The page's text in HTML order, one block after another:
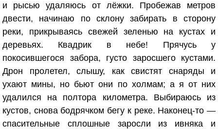
и рысью удаляюсь от лёжки. Пробежав метров
двести, начинаю по склону забирать в сторону
реки, прикрываясь свежей зеленью на кустах и
деревьях. Квадрик в небе! Прячусь у
покосившегося забора, густо заросшего кустами.
Дрон пролетел, слышу, как свистят снаряды и
ухают мины, но бьют они по холмам; а я от них
удалился на полтора километра. Выбираюсь из
кустов, снова бодрячком бегу к реке. Наконец-то —
спасительные сплошные заросли из ивняка и